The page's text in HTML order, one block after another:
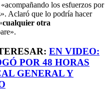
los esfuerzos por
Aclaró que lo podría hacer
cualquier otra
EN VIDEO:
POR 48 HORAS
GENERAL Y